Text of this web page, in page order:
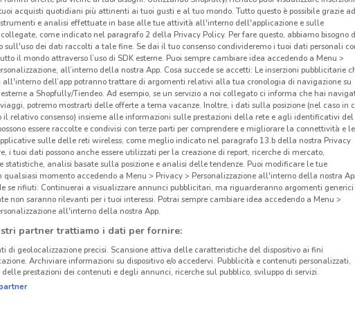
-1 GIORNO
McDonald's
Scade domani 1.1 km
Ferrarelle
Scade il 16/08 543 m
Foxy
Scade giovedì
acquisti quotidiani più attinenti ai tuoi gusti e al tuo mondo. Tutto questo è possibile grazie ad
e analisi effettuate in base alle tue attività all'interno dell'applicazione e sulle
come indicato nel paragrafo 2 della Privacy Policy. Per fare questo, abbiamo bisogno
sull'uso dei dati raccolti a tale fine. Se dai il tuo consenso condivideremo i tuoi dati personali
il mondo attraverso l’uso di SDK esterne. Puoi sempre cambiare idea accedendo a Menu >
all’interno della nostra App. Cosa succede se accetti: Le inserzioni pubblicitarie
all'interno dell’app potranno trattare di argomenti relativi alla tua cronologia di navigazione su
a Shopfully/Tiendeo. Ad esempio, se un servizio a noi collegato ci informa che hai
potremo mostrarti delle offerte a tema vacanze. Inoltre, i dati sulla posizione (nel caso in
il relativo consenso) insieme alle informazioni sulle prestazioni della rete e agli identificativi del
essere raccolte e condivisi con terze parti per comprendere e migliorare la connettività e le
sulle delle reti wireless, come meglio indicato nel paragrafo 13.b della nostra Privacy
i tuoi dati possono anche essere utilizzati per la creazione di report, ricerche di mercato,
statistiche, analisi basate sulla posizione e analisi delle tendenze. Puoi modificare le tue
qualsiasi momento accedendo a Menu > Privacy > Personalizzazione all'interno della nostra
se rifiuti: Continuerai a visualizzare annunci pubblicitari, ma riguarderanno argomenti generici
non saranno rilevanti per i tuoi interessi. Potrai sempre cambiare idea accedendo a Menu >
all'interno della nostra App.
partner trattiamo i dati per fornire:
di geolocalizzazione precisi. Scansione attiva delle caratteristiche del dispositivo ai fini
Archiviare informazioni su dispositivo e/o accedervi. Pubblicità e contenuti personalizzati,
prestazioni dei contenuti e degli annunci, ricerche sul pubblico, sviluppo di servizi.